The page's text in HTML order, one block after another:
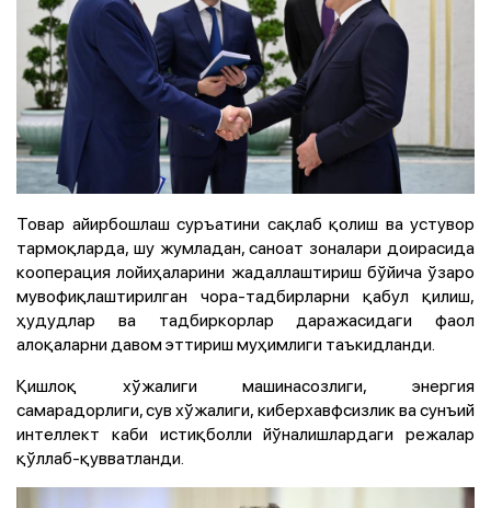
Товар айирбошлаш суръатини сақлаб қолиш ва устувор
тармоқларда, шу жумладан, саноат зоналари доирасида
кооперация лойиҳаларини жадаллаштириш бўйича ўзаро
мувофиқлаштирилган чора-тадбирларни қабул қилиш,
ҳудудлар ва тадбиркорлар даражасидаги фаол
алоқаларни давом эттириш муҳимлиги таъкидланди.
Қишлоқ хўжалиги машинасозлиги, энергия
самарадорлиги, сув хўжалиги, киберхавфсизлик ва сунъий
интеллект каби истиқболли йўналишлардаги режалар
қўллаб-қувватланди.